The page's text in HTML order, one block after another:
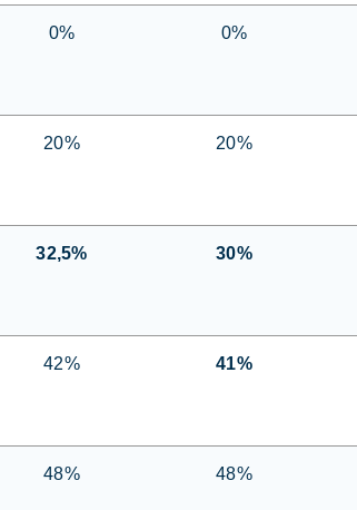
0% 0%
20% 20%
32,5% 30%
42% 41%
48% 48%